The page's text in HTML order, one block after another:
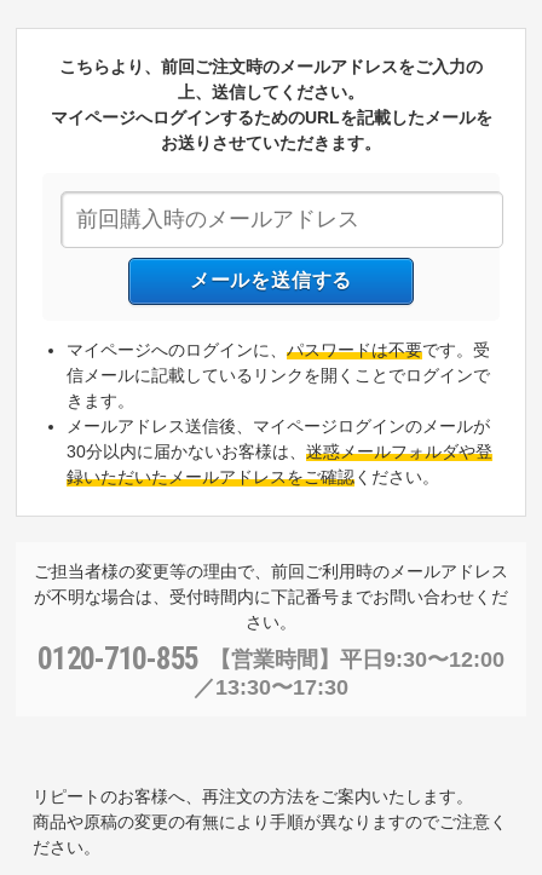
こちらより、前回ご注文時のメールアドレスをご入力の
上、送信してください。
マイページへログインするためのURLを記載したメールを
お送りさせていただきます。
マイページへのログインに、パスワードは不要です。受
信メールに記載しているリンクを開くことでログインで
きます。
メールアドレス送信後、マイページログインのメールが
30分以内に届かないお客様は、迷惑メールフォルダや登
録いただいたメールアドレスをご確認ください。
ご担当者様の変更等の理由で、前回ご利用時のメールアドレス
が不明な場合は、受付時間内に下記番号までお問い合わせくだ
さい。
0120-710-855 【営業時間】 平日9:30〜12:00
／13:30〜17:30
リピートのお客様へ、再注文の方法をご案内いたします。
商品や原稿の変更の有無により手順が異なりますのでご注意く
ださい。